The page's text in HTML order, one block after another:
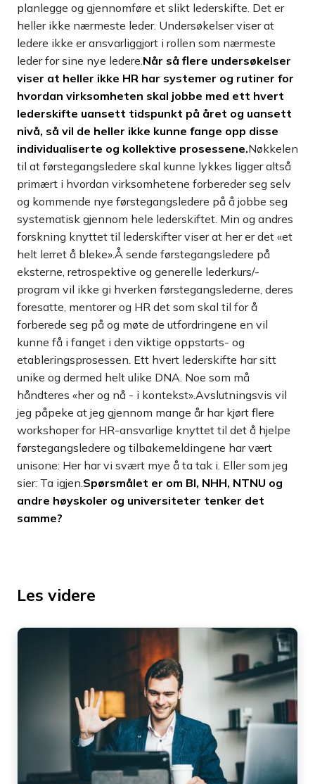
planlegge og gjennomføre et slikt lederskifte. Det er
heller ikke nærmeste leder. Undersøkelser viser at
ledere ikke er ansvarliggjort i rollen som nærmeste
leder for sine nye ledere. Når så flere undersøkelser
viser at heller ikke HR har systemer og rutiner for
hvordan virksomheten skal jobbe med ett hvert
lederskifte uansett tidspunkt på året og uansett
nivå, så vil de heller ikke kunne fange opp disse
individualiserte og kollektive prosessene.Nøkkelen
til at førstegangsledere skal kunne lykkes ligger altså
primært i hvordan virksomhetene forbereder seg selv
og kommende nye førstegangsledere på å jobbe seg
systematisk gjennom hele lederskiftet. Min og andres
forskning knyttet til lederskifter viser at her er det «et
helt lerret å bleke».Å sende førstegangsledere på
eksterne, retrospektive og generelle lederkurs/-
program vil ikke gi hverken førstegangslederne, deres
foresatte, mentorer og HR det som skal til for å
forberede seg på og møte de utfordringene en vil
kunne få i fanget i den viktige oppstarts- og
etableringsprosessen. Ett hvert lederskifte har sitt
unike og dermed helt ulike DNA. Noe som må
håndteres «her og nå - i kontekst».Avslutningsvis vil
jeg påpeke at jeg gjennom mange år har kjørt flere
workshoper for HR-ansvarlige knyttet til det å hjelpe
førstegangsledere og tilbakemeldingene har vært
unisone: Her har vi svært mye å ta tak i. Eller som jeg
sier: Ta igjen. Spørsmålet er om BI, NHH, NTNU og
andre høyskoler og universiteter tenker det
samme?
Les videre